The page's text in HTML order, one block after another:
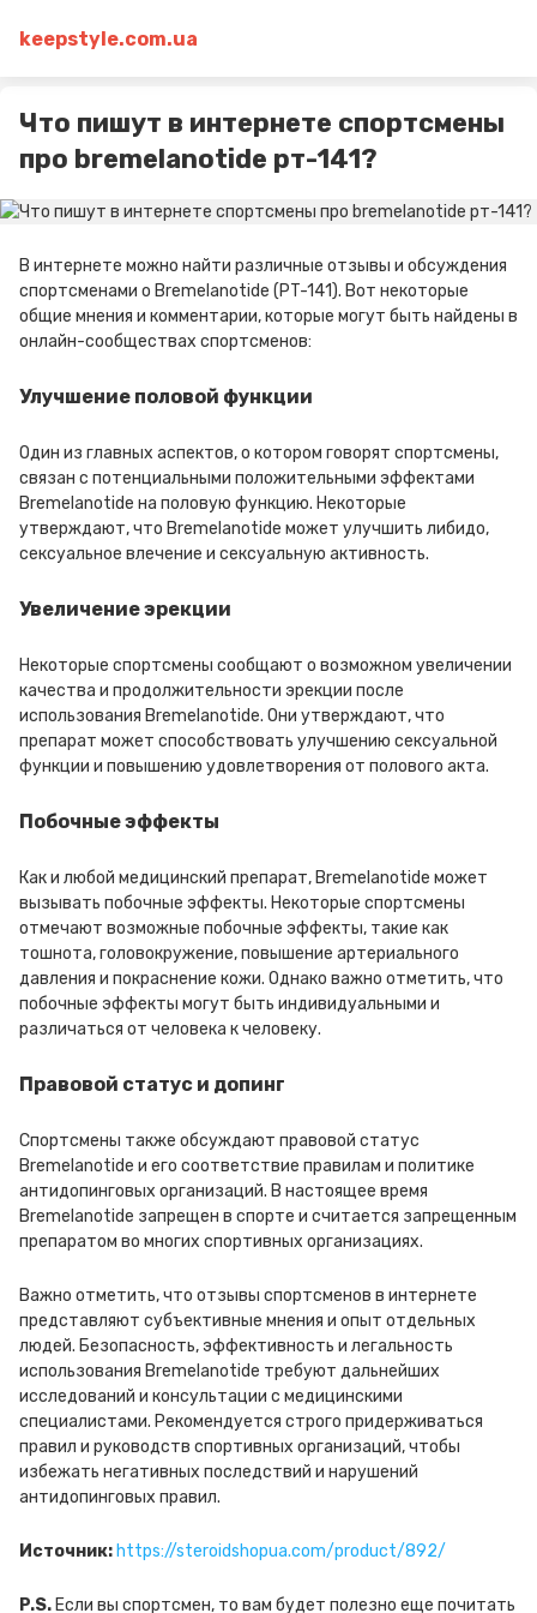
keepstyle.com.ua
Что пишут в интернете спортсмены
про bremelanotide рт-141?
В интернете можно найти различные отзывы и обсуждения
спортсменами о Bremelanotide (PT-141). Вот некоторые
общие мнения и комментарии, которые могут быть найдены в
онлайн-сообществах спортсменов:
Улучшение половой функции
Один из главных аспектов, о котором говорят спортсмены,
связан с потенциальными положительными эффектами
Bremelanotide на половую функцию. Некоторые
утверждают, что Bremelanotide может улучшить либидо,
сексуальное влечение и сексуальную активность.
Увеличение эрекции
Некоторые спортсмены сообщают о возможном увеличении
качества и продолжительности эрекции после
использования Bremelanotide. Они утверждают, что
препарат может способствовать улучшению сексуальной
функции и повышению удовлетворения от полового акта.
Побочные эффекты
Как и любой медицинский препарат, Bremelanotide может
вызывать побочные эффекты. Некоторые спортсмены
отмечают возможные побочные эффекты, такие как
тошнота, головокружение, повышение артериального
давления и покраснение кожи. Однако важно отметить, что
побочные эффекты могут быть индивидуальными и
различаться от человека к человеку.
Правовой статус и допинг
Спортсмены также обсуждают правовой статус
Bremelanotide и его соответствие правилам и политике
антидопинговых организаций. В настоящее время
Bremelanotide запрещен в спорте и считается запрещенным
препаратом во многих спортивных организациях.
Важно отметить, что отзывы спортсменов в интернете
представляют субъективные мнения и опыт отдельных
людей. Безопасность, эффективность и легальность
использования Bremelanotide требуют дальнейших
исследований и консультации с медицинскими
специалистами. Рекомендуется строго придерживаться
правил и руководств спортивных организаций, чтобы
избежать негативных последствий и нарушений
антидопинговых правил.
Источник: https://steroidshopua.com/product/892/
P.S. Если вы спортсмен, то вам будет полезно еще почитать